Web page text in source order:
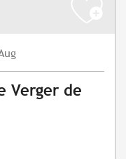
Verger de